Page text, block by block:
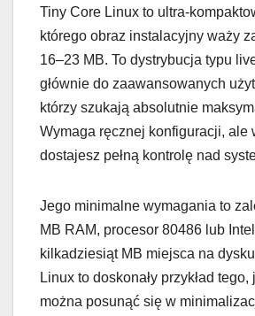
Tiny Core Linux to ultra-
którego obraz instalacyjny waży
16–23 MB. To dystrybucja typu
głównie do zaawansowanych
którzy szukają absolutnie
Wymaga ręcznej konfiguracji, ale
dostajesz pełną kontrolę nad
Jego minimalne wymagania to
MB RAM, procesor 80486 lub
kilkadziesiąt MB miejsca na
Linux to doskonały przykład
można posunąć się w